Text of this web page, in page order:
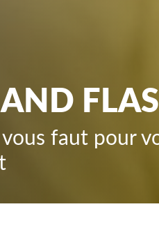
vous faut pour